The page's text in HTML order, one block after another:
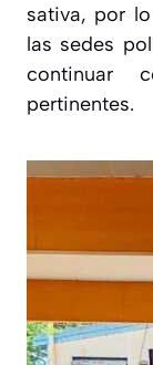
sativa, por
las sedes
continuar
pertinentes.